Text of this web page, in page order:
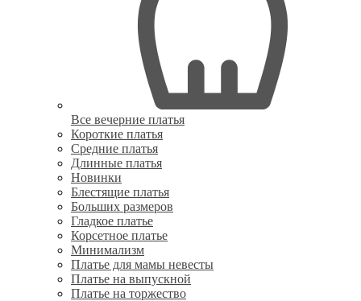
Все вечерние платья
Короткие платья
Средние платья
Длинные платья
Новинки
Блестящие платья
Больших размеров
Гладкое платье
Корсетное платье
Минимализм
Платье для мамы невесты
Платье на выпускной
Платье на торжество